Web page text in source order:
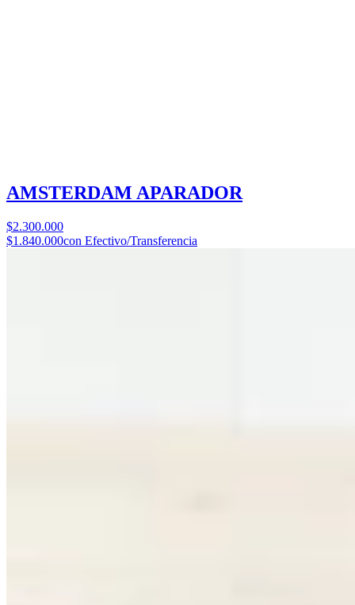
AMSTERDAM APARADOR
$2.300.000
$1.840.000con Efectivo/Transferencia